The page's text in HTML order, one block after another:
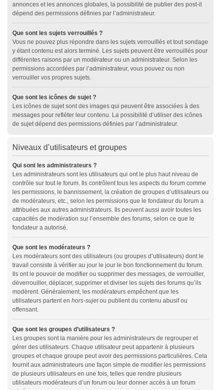
annonces et les annonces globales, la possibilité de publier des post-it
dépend des permissions définies par l’administrateur.
Que sont les sujets verrouillés ?
Vous ne pouvez plus répondre dans les sujets verrouillés et tout sondage
y étant contenu est alors terminé. Les sujets peuvent être verrouillés pour
différentes raisons par un modérateur ou un administrateur. Selon les
permissions accordées par l’administrateur, vous pouvez ou non
verrouiller vos propres sujets.
Que sont les icônes de sujet ?
Les icônes de sujet sont des images qui peuvent être associées à des
messages pour refléter leur contenu. La possibilité d’utiliser des icônes
de sujet dépend des permissions définies par l’administrateur.
Niveaux d’utilisateurs et groupes
Qui sont les administrateurs ?
Les administrateurs sont les utilisateurs qui ont le plus haut niveau de
contrôle sur tout le forum. Ils contrôlent tous les aspects du forum comme
les permissions, le bannissement, la création de groupes d’utilisateurs ou
de modérateurs, etc., selon les permissions que le fondateur du forum a
attribuées aux autres administrateurs. Ils peuvent aussi avoir toutes les
capacités de modération sur l’ensemble des forums, selon ce que le
fondateur a autorisé.
Que sont les modérateurs ?
Les modérateurs sont des utilisateurs (ou groupes d’utilisateurs) dont le
travail consiste à vérifier au jour le jour le bon fonctionnement du forum.
Ils ont le pouvoir de modifier ou supprimer des messages, de verrouiller,
déverrouiller, déplacer, supprimer et diviser les sujets des forums qu’ils
modèrent. Généralement, les modérateurs empêchent que les
utilisateurs partent en hors-sujetou publient du contenu abusif ou
offensant.
Que sont les groupes d’utilisateurs ?
Les groupes sont la manière pour les administrateurs de regrouper et
gérer des utilisateurs. Chaque utilisateur peut appartenir à plusieurs
groupes et chaque groupe peut avoir des permissions particulières. Cela
fournit aux administrateurs une façon simple de modifier les permissions
de plusieurs utilisateurs en une fois, telles que rendre plusieurs
utilisateurs modérateurs d’un forum ou leur donner accès à un forum